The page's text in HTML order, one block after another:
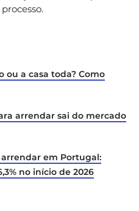
a casa toda? Como
arrendar sai do mercado
em Portugal:
no início de 2026